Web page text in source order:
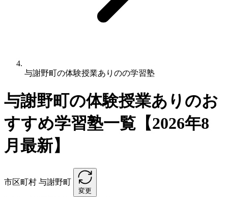
与謝野町の体験授業ありのの学習塾
与謝野町の体験授業ありのお
すすめ学習塾一覧【2026年8
月最新】
市区町村 与謝野町
変更